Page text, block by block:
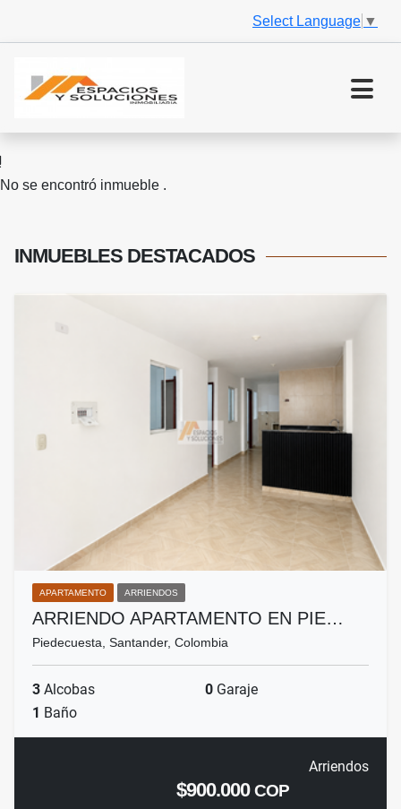
Select Language ▼
No se encontró inmueble .
INMUEBLES DESTACADOS
APARTAMENTO ARRIENDOS
ARRIENDO APARTAMENTO EN PIE…
Piedecuesta, Santander, Colombia
3 Alcobas 0 Garaje
1 Baño
Arriendos
$900.000COP